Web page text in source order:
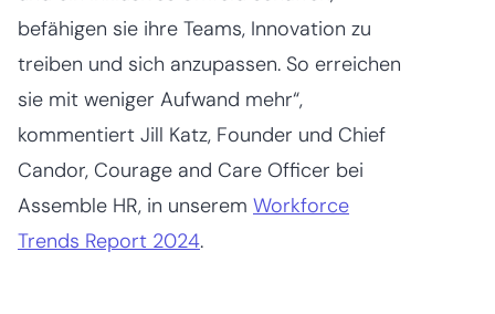
befähigen sie ihre Teams, Innovation zu
treiben und sich anzupassen. So erreichen
sie mit weniger Aufwand mehr“,
kommentiert Jill Katz, Founder und Chief
Candor, Courage and Care Officer bei
Assemble HR, in unserem Workforce
Trends Report 2024.